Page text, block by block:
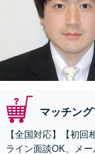
マッチン
【全国対応】【初
ライン面談OK、メ